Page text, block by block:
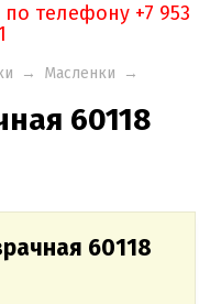
телефону +7 953
→ Масленки →
60118
60118